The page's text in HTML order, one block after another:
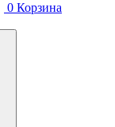
0 Корзина